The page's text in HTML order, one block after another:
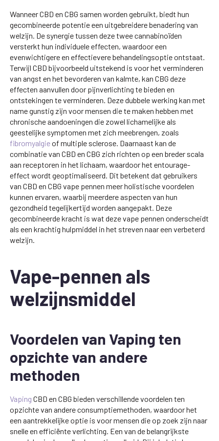
Wanneer CBD en CBG samen worden gebruikt, biedt hun
gecombineerde potentie een uitgebreidere benadering van
welzijn. De synergie tussen deze twee cannabinoïden
versterkt hun individuele effecten, waardoor een
evenwichtigere en effectievere behandelingsoptie ontstaat.
Terwijl CBD bijvoorbeeld uitstekend is voor het verminderen
van angst en het bevorderen van kalmte, kan CBG deze
effecten aanvullen door pijnverlichting te bieden en
ontstekingen te verminderen. Deze dubbele werking kan met
name gunstig zijn voor mensen die te maken hebben met
chronische aandoeningen die zowel lichamelijke als
geestelijke symptomen met zich meebrengen, zoals
fibromyalgieof multiple sclerose. Daarnaast kan de
combinatie van CBD en CBG zich richten op een breder scala
aan receptoren in het lichaam, waardoor het entourage-
effect wordt geoptimaliseerd. Dit betekent dat gebruikers
van CBD en CBG vape pennen meer holistische voordelen
kunnen ervaren, waarbij meerdere aspecten van hun
gezondheid tegelijkertijd worden aangepakt. Deze
gecombineerde kracht is wat deze vape pennen onderscheidt
als een krachtig hulpmiddel in het streven naar een verbeterd
welzijn.
Vape-pennen als
welzijnsmiddel
Voordelen van Vaping ten
opzichte van andere
methoden
Vaping CBD en CBG bieden verschillende voordelen ten
opzichte van andere consumptiemethoden, waardoor het
een aantrekkelijke optie is voor mensen die op zoek zijn naar
snelle en efficiënte verlichting. Een van de belangrijkste